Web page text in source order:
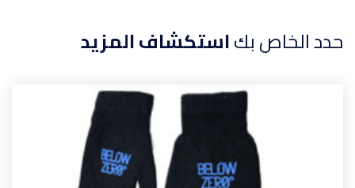
حدد الخاص بكاستكشاف المزيد